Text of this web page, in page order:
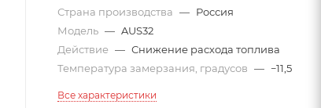
Страна производства — Россия
Модель — AUS32
Действие — Снижение расхода топлива
Температура замерзания, градусов — −11,5
Все характеристики